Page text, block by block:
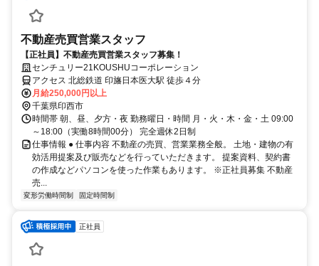
不動産売買営業スタッフ
【正社員】不動産売買営業スタッフ募集！
センチュリー21KOUSHUコーポレーション
アクセス 北総鉄道 印旛日本医大駅 徒歩４分
月給250,000円以上
千葉県印西市
時間帯 朝、昼、夕方・夜 勤務曜日・時間 月・火・木・金・土 09:00
～18:00（実働8時間00分） 完全週休2日制
仕事情報 ● 仕事内容 不動産の売買、営業業務全般。 土地・建物の有
効活用提案及び販売などを行っていただきます。 提案資料、契約書
の作成などパソコンを使った作業もあります。 ※正社員募集 不動産
売...
変形労働時間制 固定時間制
正社員